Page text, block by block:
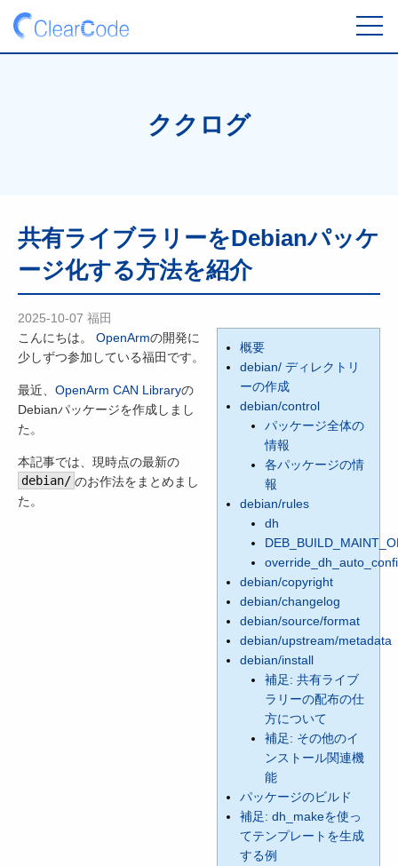
ククログ
共有ライブラリーをDebianパッケ
ージ化する方法を紹介
2025-10-07 福田
概要
debian/ ディレクトリ
ーの作成
debian/control
パッケージ全体の
情報
各パッケージの情
報
debian/rules
dh
debian/copyright
debian/changelog
debian/source/format
debian/upstream/metadata
debian/install
補足: 共有ライブ
ラリーの配布の仕
方について
補足: その他のイ
ンストール関連機
能
パッケージのビルド
補足: dh_makeを使っ
てテンプレートを生成
する例
こんにちは。 OpenArmの開発に
少しずつ参加している福田です。
最近、 OpenArm CAN Libraryの
Debianパッケージを作成しまし
た。
本記事では、現時点の最新の
debian/ のお作法をまとめまし
た。